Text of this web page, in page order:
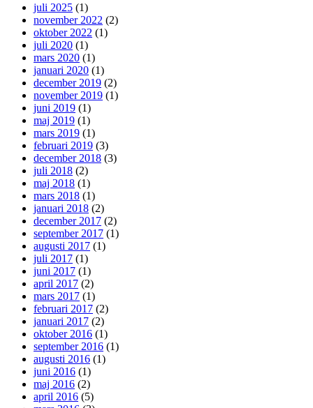
juli 2025 (1)
november 2022 (2)
oktober 2022 (1)
juli 2020 (1)
mars 2020 (1)
januari 2020 (1)
december 2019 (2)
november 2019 (1)
juni 2019 (1)
maj 2019 (1)
mars 2019 (1)
februari 2019 (3)
december 2018 (3)
juli 2018 (2)
maj 2018 (1)
mars 2018 (1)
januari 2018 (2)
december 2017 (2)
september 2017 (1)
augusti 2017 (1)
juli 2017 (1)
juni 2017 (1)
april 2017 (2)
mars 2017 (1)
februari 2017 (2)
januari 2017 (2)
oktober 2016 (1)
september 2016 (1)
augusti 2016 (1)
juni 2016 (1)
maj 2016 (2)
april 2016 (5)